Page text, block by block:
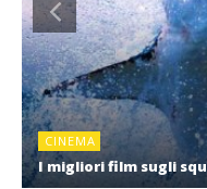
CINEMA
I migliori film sugli